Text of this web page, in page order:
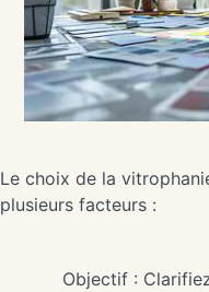
Le choix de la
plusieurs facteurs :
Objectif :